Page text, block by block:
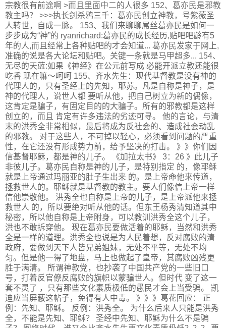
宗教很有前途啊 >而且里面中二的人很多 152、葛亦民是邪教
教主吗？ >>>执长剑杀鸦三千：葛亦民创立神教，号紫薇圣
人转世，自成一脉。 153、我们来聊聊屌丝葛亦民是如何一
步步成为“神”的 ryanrichard:葛亦民的成长经历,贴吧吧龄有5
年的人,而且经常上各种贴吧的才会知道... 葛亦民发家于网上,
准确的说是各大论坛和贴吧。关键一条就是马甲超多... 154、
无尽的天蓝:如果《神经》在公元前写成 必能开派立教还能很
吃香 现在嘛～呵呵 155、齐水先生：现代基督教是没有神的
代理人的，只有圣经上的先知，耶苏。凡是自称是神子，是
神的代理人，说世人都 要听从他，把自己树立为新的偶像，
这肯定是骗子，有固定目的的大骗子。所有的邪教都是这样
创立的，而且 肯定有许多违法的劣迹可寻。 他的言论，与清
末的洪秀全非常相似，最后将成为反社会的、造成社会动乱
的邪教。 对于这些人，不可掉以轻心，必须看到问题的严重
性，在它还没有形成势力前，给予坚决的打击。 》》你们因
信基督耶稣，都是神的儿子。 《加拉太书》 3：26 》此儿子
非彼儿子。葛亦民自称是神的儿子，是特别指定 的，像耶稣
就是上帝通过玛丽亚的肚子生出来 的。是上帝命他来传道，
拯救世人的。耶稣就是基督教的教主。要人们像信上帝一样
信他崇敬他。 洪秀全也自称是上帝的儿子，是上帝派他来拯
救世人 的，所以要绝对听从他的话。但东王杨秀清知道其中
秘密，所以他自称是上帝附身，可以教训洪秀全这个儿子，
洪也不敢拆穿他。 现在葛亦民要做活着的耶稣，当然和洪秀
全是一样的道理。洪秀全也说是为人民着想，反对腐败的清
政府，要做到天下人皆兄弟姐妹，无处不平等，无处不均
匀。但是他一得了地盘，马上也做起了皇帝，其腐败凶残更
胜于满清。 所谓神教党，也抄袭了中国共产党的一些旧口
号，打着反官僚反腐败的旗帜以蒙骗世人。但时代 变了这一
套不灵了 ，只有那些文化素质极低的愚民才会上当受骗。 凯
迪应当屏蔽这帖子，免得有人中毒。 》》》葛花回应： 正
例：先知、耶稣。 反例：洪秀全。 为什么后来人只能是洪秀
全，不能是先知、耶稣？ 圣经中先知、耶稣为什么不是骗